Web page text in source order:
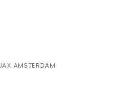
AMSTERDAM